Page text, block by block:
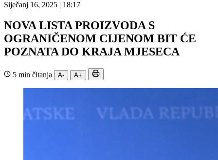
Siječanj 16, 2025 | 18:17
NOVA LISTA PROIZVODA S
OGRANIČENOM CIJENOM BIT ĆE
POZNATA DO KRAJA MJESECA
5 min čitanja A- A+